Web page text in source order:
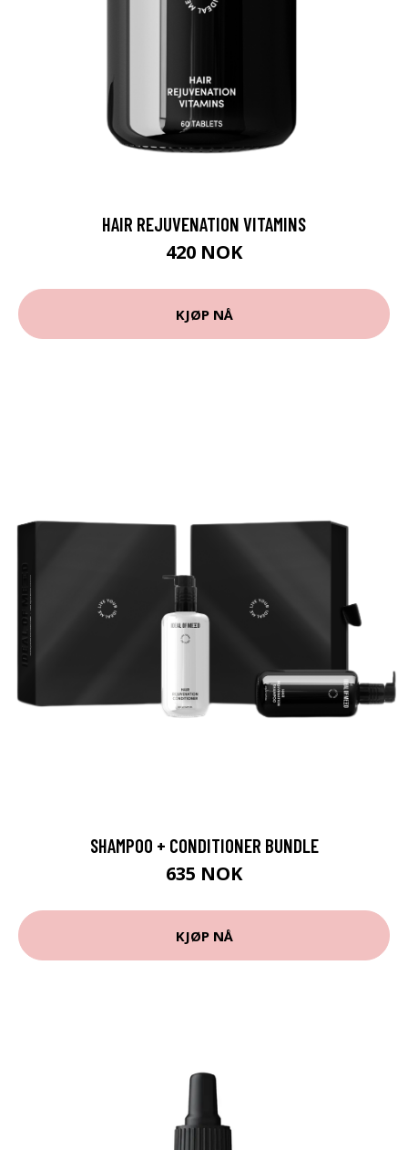
HAIR REJUVENATION VITAMINS
420 NOK
KJØP NÅ
SHAMPOO + CONDITIONER BUNDLE
635 NOK
KJØP NÅ